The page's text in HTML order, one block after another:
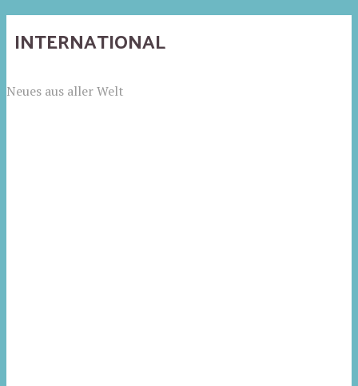
INTERNATIONAL
Neues aus aller Welt